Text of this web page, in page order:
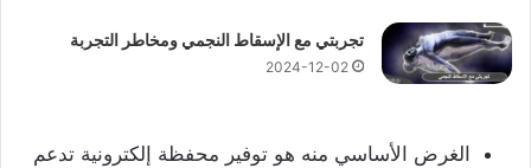
تجربتي مع الإسقاط النجمي ومخاطر التجربة
2024-12-02
الغرض الأساسي منه هو توفير محفظة إلكترونية تدعم